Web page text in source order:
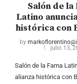
Salón de la
Latino
histórica con
by
julio 13,
Salón de la Fama
alianza histórica con